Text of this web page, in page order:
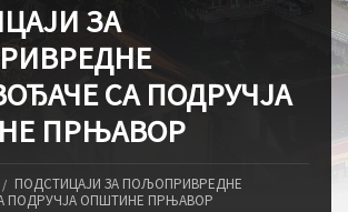
ЗА
СА ПОДРУЧЈА
ПРЊАВОР
ПОДСТИЦАЈИ ЗА ПОЉОПРИВРЕДНЕ
ПОДРУЧЈА ОПШТИНЕ ПРЊАВОР